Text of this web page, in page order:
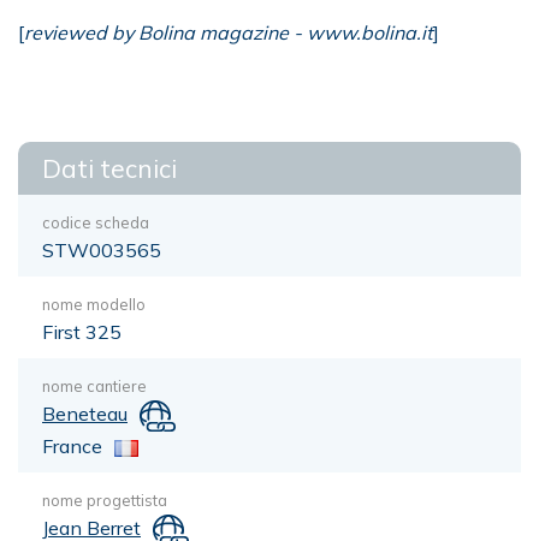
[reviewed by Bolina magazine - www.bolina.it]
Dati tecnici
codice scheda
STW003565
nome modello
First 325
nome cantiere
Beneteau
France
nome progettista
Jean Berret